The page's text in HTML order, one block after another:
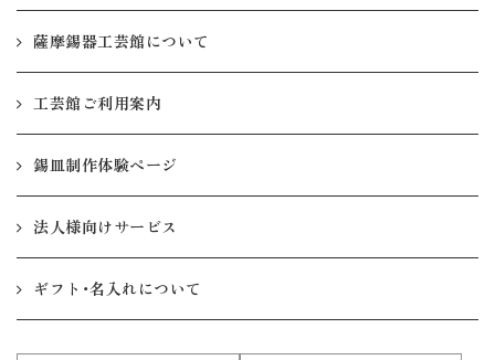
薩摩錫器工芸館について
工芸館ご利用案内
錫皿制作体験ページ
法人様向けサービス
ギフト・名入れについて